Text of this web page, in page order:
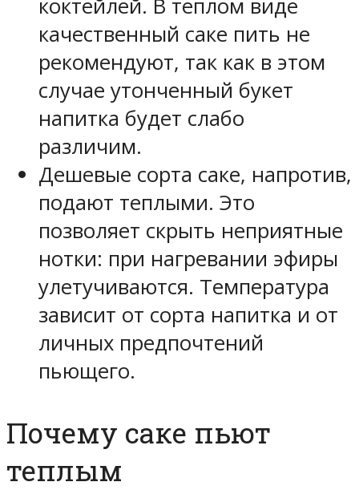
коктейлей. В теплом виде
качественный саке пить не
рекомендуют, так как в этом
случае утонченный букет
напитка будет слабо
различим.
Дешевые сорта саке, напротив,
подают теплыми. Это
позволяет скрыть неприятные
нотки: при нагревании эфиры
улетучиваются. Температура
зависит от сорта напитка и от
личных предпочтений
пьющего.
Почему саке пьют
теплым